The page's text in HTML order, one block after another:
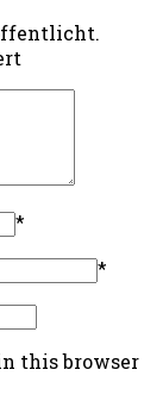
*
*
this browser